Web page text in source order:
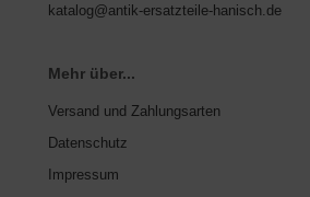
katalog@antik-ersatzteile-hanisch.de
Mehr über...
Versand und Zahlungsarten
Datenschutz
Impressum